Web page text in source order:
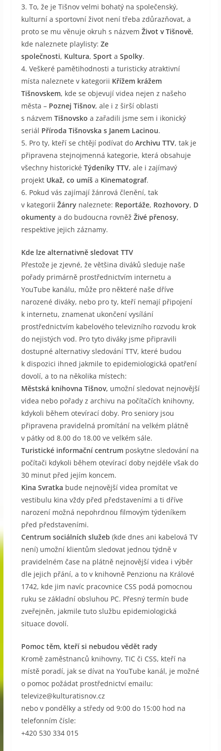
3. To, že je Tišnov velmi bohatý na společenský,
kulturní a sportovní život není třeba zdůrazňovat, a
proto se mu věnuje okruh s názvem Život v Tišnově,
kde naleznete playlisty: Ze
společnosti, Kultura, Sport a Spolky.
4. Veškeré pamětihodnosti a turisticky atraktivní
místa naleznete v kategorii Křížem krážem
Tišnovskem, kde se objevují videa nejen z našeho
města – Poznej Tišnov, ale i z širší oblasti
s názvem Tišnovsko a zařadili jsme sem i ikonický
seriál Příroda Tišnovska s Janem Lacinou.
5. Pro ty, kteří se chtějí podívat do Archivu TTV, tak je
připravena stejnojmenná kategorie, která obsahuje
všechny historické Týdeníky TTV, ale i zajímavý
projekt Ukaž, co umíša Kinematograf.
6. Pokud vás zajímají žánrová členění, tak
v kategorii Žánrynaleznete: Reportáže, Rozhovory, D
okumentya do budoucna rovněž Živé přenosy,
respektive jejich záznamy.
Kde lze alternativně sledovat TTV
Přestože je zjevné, že většina diváků sleduje naše
pořady primárně prostřednictvím internetu a
YouTube kanálu, může pro některé naše dříve
narozené diváky, nebo pro ty, kteří nemají připojení
k internetu, znamenat ukončení vysílání
prostřednictvím kabelového televizního rozvodu krok
do nejistých vod. Pro tyto diváky jsme připravili
dostupné alternativy sledování TTV, které budou
k dispozici ihned jakmile to epidemiologická opatření
dovolí, a to na několika místech:
Městská knihovna Tišnov, umožní sledovat nejnovější
videa nebo pořady z archivu na počítačích knihovny,
kdykoli během otevírací doby. Pro seniory jsou
připravena pravidelná promítání na velkém plátně
v pátky od 8.00 do 18.00 ve velkém sále.
Turistické informační centrumposkytne sledování na
počítači kdykoli během otevírací doby nejdéle však do
30 minut před jejím koncem.
Kina Svratka bude nejnovější videa promítat ve
vestibulu kina vždy před představeními a ti dříve
narození možná nepohrdnou filmovým týdeníkem
před představeními.
Centrum sociálních služeb (kde dnes ani kabelová TV
není) umožní klientům sledovat jednou týdně v
pravidelném čase na plátně nejnovější videa i výběr
dle jejich přání, a to v knihovně Penzionu na Králové
1742, kde jim navíc pracovnice CSS podá pomocnou
ruku se základní obsluhou PC. Přesný termín bude
zveřejněn, jakmile tuto službu epidemiologická
situace dovolí.
Pomoc těm, kteří si nebudou vědět rady
Kromě zaměstnanců knihovny, TIC či CSS, kteří na
místě poradí, jak se dívat na YouTube kanál, je možné
o pomoc požádat prostřednictví emailu:
televize@kulturatisnov.cz
nebo v pondělky a středy od 9:00 do 15:00 hod na
telefonním čísle:
+420 530 334 015